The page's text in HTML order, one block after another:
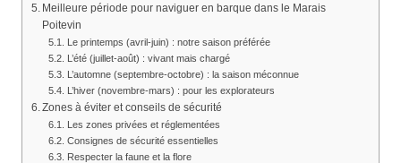
Meilleure période pour naviguer en barque dans le Marais
Poitevin
Le printemps (avril-juin) : notre saison préférée
L’été (juillet-août) : vivant mais chargé
L’automne (septembre-octobre) : la saison méconnue
L’hiver (novembre-mars) : pour les explorateurs
Zones à éviter et conseils de sécurité
Les zones privées et réglementées
Consignes de sécurité essentielles
Respecter la faune et la flore